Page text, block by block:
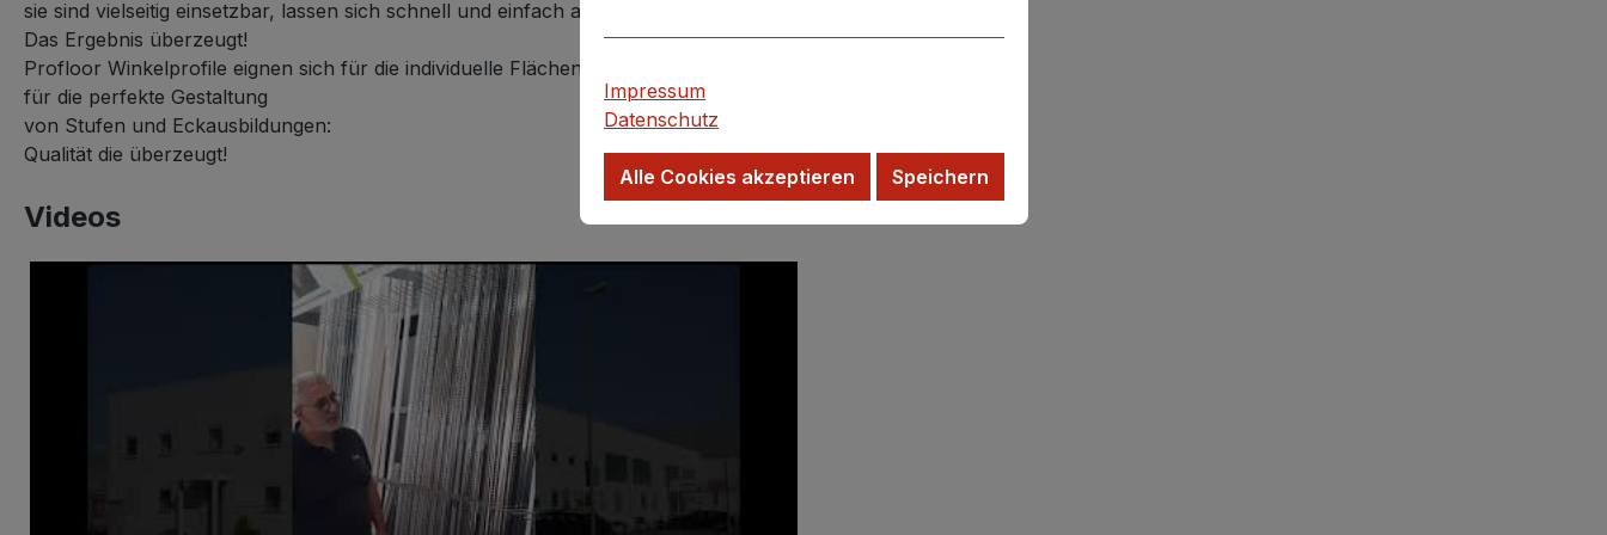
sie sind vielseitig einsetzbar, lassen sich schnell und einfach anpassen und am wichtigsten:
Das Ergebnis überzeugt!
Profloor Winkelprofile eignen sich für die individuelle Flächen- und Feldbegrenzung oder auch
für die perfekte Gestaltung
von Stufen und Eckausbildungen:
Qualität die überzeugt!
Videos
Impressum
Datenschutz
Alle Cookies akzeptieren Speichern